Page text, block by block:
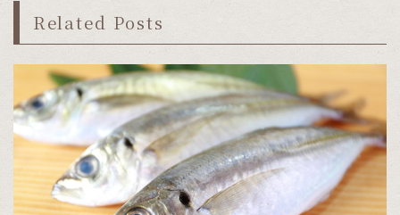
Related Posts